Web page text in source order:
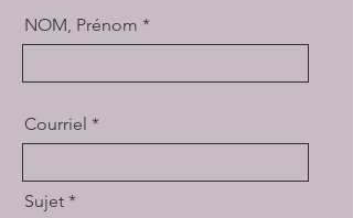
NOM, Prénom
Courriel
Sujet